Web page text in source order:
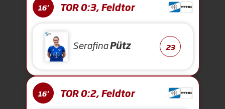
16' TOR 0:3, Feldtor
SerafinaPütz 23
16' TOR 0:2, Feldtor